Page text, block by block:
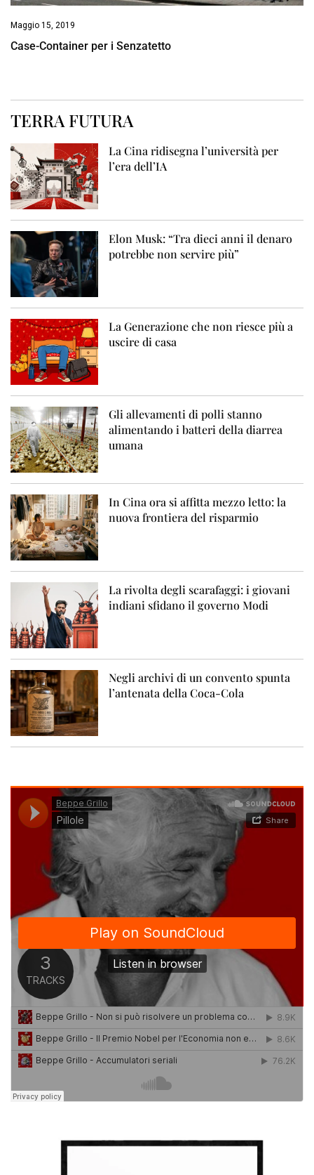
Maggio 15, 2019
Case-Container per i Senzatetto
TERRA FUTURA
La Cina ridisegna l’università per
l’era dell’IA
Elon Musk: “Tra dieci anni il denaro
potrebbe non servire più”
La Generazione che non riesce più a
uscire di casa
Gli allevamenti di polli stanno
alimentando i batteri della diarrea
umana
In Cina ora si affitta mezzo letto: la
nuova frontiera del risparmio
La rivolta degli scarafaggi: i giovani
indiani sfidano il governo Modi
Negli archivi di un convento spunta
l’antenata della Coca-Cola